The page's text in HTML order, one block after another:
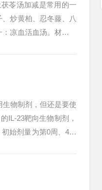
苓汤加减是常用的一
炒黄柏、忍冬藤、八
凉血活血汤。材料有
物制剂，但还是要使
IL-23靶向生物制剂，
始剂量为第0周、4周